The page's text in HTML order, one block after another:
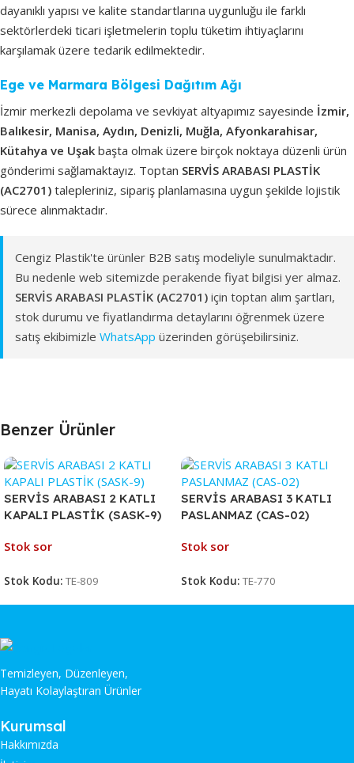
dayanıklı yapısı ve kalite standartlarına uygunluğu ile farklı
sektörlerdeki ticari işletmelerin toplu tüketim ihtiyaçlarını
karşılamak üzere tedarik edilmektedir.
Ege ve Marmara Bölgesi Dağıtım Ağı
İzmir merkezli depolama ve sevkiyat altyapımız sayesinde İzmir,
Balıkesir, Manisa, Aydın, Denizli, Muğla, Afyonkarahisar,
Kütahya ve Uşak başta olmak üzere birçok noktaya düzenli ürün
gönderimi sağlamaktayız. Toptan SERVİS ARABASI PLASTİK
(AC2701) talepleriniz, sipariş planlamasına uygun şekilde lojistik
sürece alınmaktadır.
Cengiz Plastik'te ürünler B2B satış modeliyle sunulmaktadır.
Bu nedenle web sitemizde perakende fiyat bilgisi yer almaz.
SERVİS ARABASI PLASTİK (AC2701) için toptan alım şartları,
stok durumu ve fiyatlandırma detaylarını öğrenmek üzere
satış ekibimizle WhatsApp üzerinden görüşebilirsiniz.
Benzer Ürünler
SERVİS ARABASI 2 KATLI
KAPALI PLASTİK (SASK-9)
Stok sor
Stok Kodu: TE-809
SERVİS ARABASI 3 KATLI
PASLANMAZ (CAS-02)
Stok sor
Stok Kodu: TE-770
Temizleyen, Düzenleyen,
Hayatı Kolaylaştıran Ürünler
Kurumsal
Hakkımızda